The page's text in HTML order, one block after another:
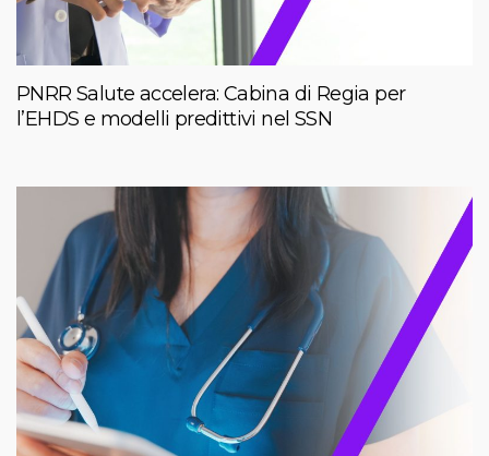
PNRR Salute accelera: Cabina di Regia per
l’EHDS e modelli predittivi nel SSN